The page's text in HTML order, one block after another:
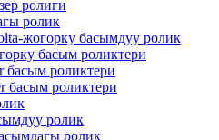
ролиги
ролик
жогорку басымдуу ролик
басым роликтери
басым роликтери
басым роликтери
ролик
ролик